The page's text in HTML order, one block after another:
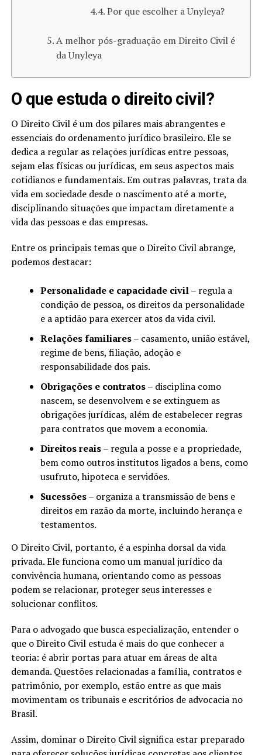
Por que escolher a Unyleya?
A melhor pós-graduação em Direito Civil é
da Unyleya
O que estuda o direito civil?
O Direito Civil é um dos pilares mais abrangentes e
essenciais do ordenamento jurídico brasileiro. Ele se
dedica a regular as relações jurídicas entre pessoas,
sejam elas físicas ou jurídicas, em seus aspectos mais
cotidianos e fundamentais. Em outras palavras, trata da
vida em sociedade desde o nascimento até a morte,
disciplinando situações que impactam diretamente a
vida das pessoas e das empresas.
Entre os principais temas que o Direito Civil abrange,
podemos destacar:
Personalidade e capacidade civil– regula a
condição de pessoa, os direitos da personalidade
e a aptidão para exercer atos da vida civil.
Relações familiares– casamento, união estável,
regime de bens, filiação, adoção e
responsabilidade dos pais.
Obrigações e contratos– disciplina como
nascem, se desenvolvem e se extinguem as
obrigações jurídicas, além de estabelecer regras
para contratos que movem a economia.
Direitos reais– regula a posse e a propriedade,
bem como outros institutos ligados a bens, como
usufruto, hipoteca e servidões.
Sucessões– organiza a transmissão de bens e
direitos em razão da morte, incluindo herança e
testamentos.
O Direito Civil, portanto, é a espinha dorsal da vida
privada. Ele funciona como um manual jurídico da
convivência humana, orientando como as pessoas
podem se relacionar, proteger seus interesses e
solucionar conflitos.
Para o advogado que busca especialização, entender o
que o Direito Civil estuda é mais do que conhecer a
teoria: é abrir portas para atuar em áreas de alta
demanda. Questões relacionadas a família, contratos e
patrimônio, por exemplo, estão entre as que mais
movimentam os tribunais e escritórios de advocacia no
Brasil.
Assim, dominar o Direito Civil significa estar preparado